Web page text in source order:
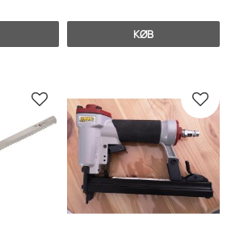
KØB
Gem som favorit Gem